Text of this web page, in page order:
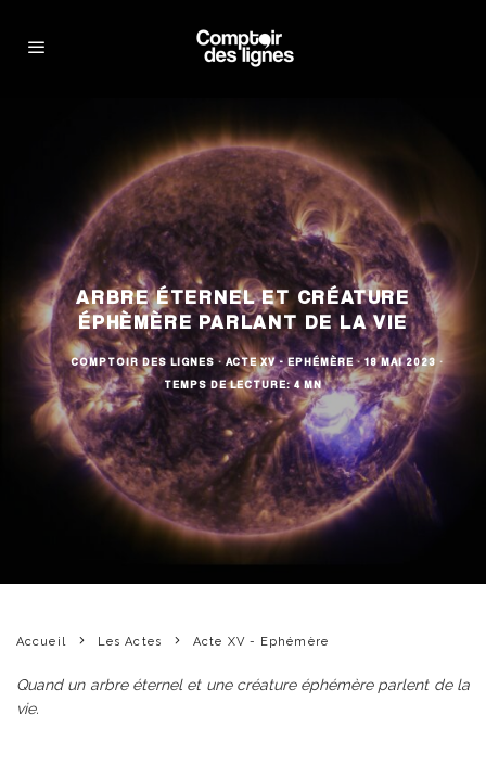
ARBRE ÉTERNEL ET CRÉATURE
ÉPHÈMÈRE PARLANT DE LA VIE
COMPTOIR DES LIGNES · ACTE XV - EPHÉMÈRE · 18 MAI 2023 ·
TEMPS DE LECTURE: 4 MN
Accueil Les Actes Acte XV - Ephémère
Quand un arbre éternel et une créature éphémère parlent de la
vie.